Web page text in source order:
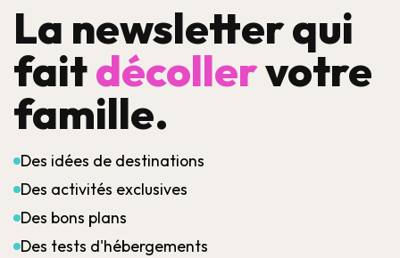
La newsletter qui
faitdécollervotre
famille.
Des idées de destinations
Des activités exclusives
Des bons plans
Des tests d'hébergements